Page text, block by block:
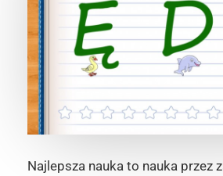
Najlepsza nauka to nauka przez